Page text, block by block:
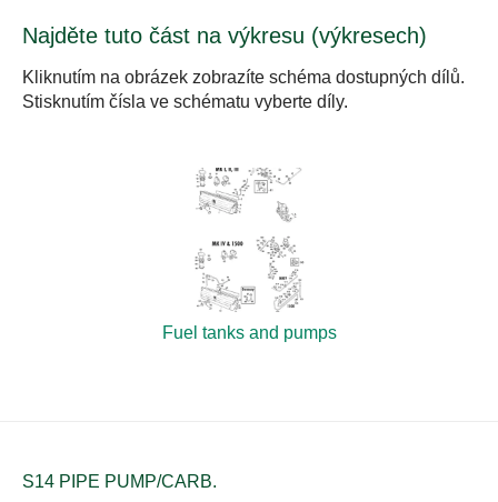
Najděte tuto část na výkresu (výkresech)
Kliknutím na obrázek zobrazíte schéma dostupných dílů.
Stisknutím čísla ve schématu vyberte díly.
Fuel tanks and pumps
S14 PIPE PUMP/CARB.